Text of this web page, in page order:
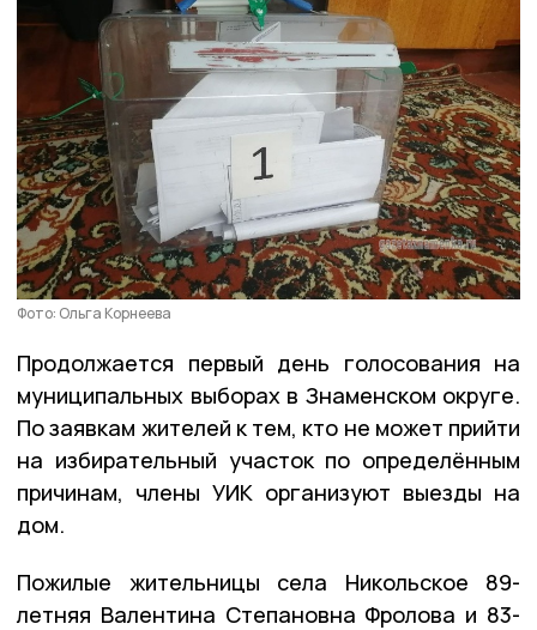
Фото: Ольга Корнеева
Продолжается первый день голосования на
муниципальных выборах в Знаменском округе.
По заявкам жителей к тем, кто не может прийти
на избирательный участок по определённым
причинам, члены УИК организуют выезды на
дом.
Пожилые жительницы села Никольское 89-
летняя Валентина Степановна Фролова и 83-